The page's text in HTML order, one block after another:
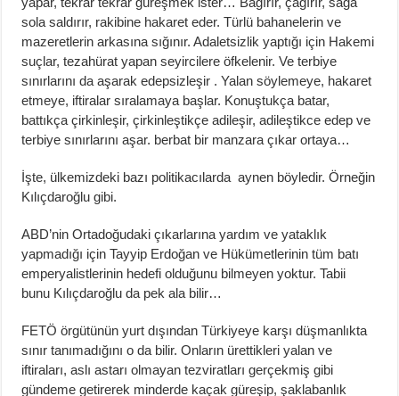
sola saldırır, rakibine hakaret eder. Türlü bahanelerin ve
mazeretlerin arkasına sığınır. Adaletsizlik yaptığı için Hakemi
suçlar, tezahürat yapan seyircilere öfkelenir. Ve terbiye
sınırlarını da aşarak edepsizleşir . Yalan söylemeye, hakaret
etmeye, iftiralar sıralamaya başlar. Konuştukça batar,
battıkça çirkinleşir, çirkinleştikçe adileşir, adileştikce edep ve
terbiye sınırlarını aşar. berbat bir manzara çıkar ortaya…
İşte, ülkemizdeki bazı politikacılarda aynen böyledir. Örneğin
Kılıçdaroğlu gibi.
ABD’nin Ortadoğudaki çıkarlarına yardım ve yataklık
yapmadığı için Tayyip Erdoğan ve Hükümetlerinin tüm batı
emperyalistlerinin hedefi olduğunu bilmeyen yoktur. Tabii
bunu Kılıçdaroğlu da pek ala bilir…
FETÖ örgütünün yurt dışından Türkiyeye karşı düşmanlıkta
sınır tanımadığını o da bilir. Onların ürettikleri yalan ve
iftiraları, aslı astarı olmayan tezviratları gerçekmiş gibi
gündeme getirerek minderde kaçak güreşip, şaklabanlık